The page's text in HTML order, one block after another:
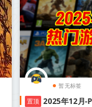
暂无标签
置顶 2025年12月-